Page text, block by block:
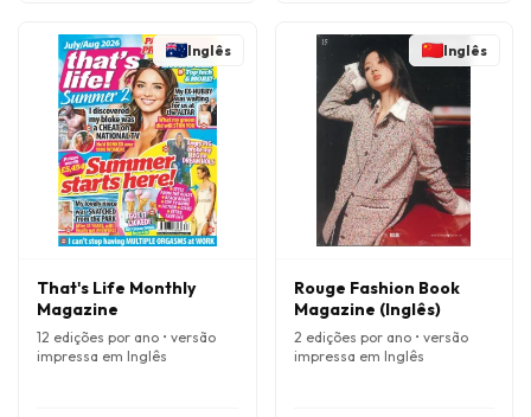
Inglês
That's Life Monthly
Magazine
12 edições por ano • versão
impressa em Inglês
Inglês
Rouge Fashion Book
Magazine (Inglês)
2 edições por ano • versão
impressa em Inglês